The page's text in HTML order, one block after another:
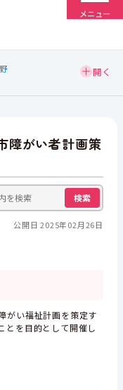
メニュー
障がい者計画策
検索
公開日 2025年02月26日
がい福祉計画を策定す
とを目的として開催し